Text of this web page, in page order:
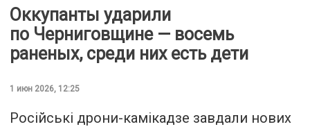
Оккупанты ударили
по Черниговщине — восемь
раненых, среди них есть дети
1 июн 2026, 12:25
Російські дрони-камікадзе завдали нових